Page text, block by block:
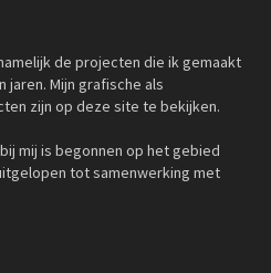
de projecten die ik gemaakt
Mijn grafische als
zijn op deze site te bekijken.
mij is begonnen op het gebied
tot samenwerking met